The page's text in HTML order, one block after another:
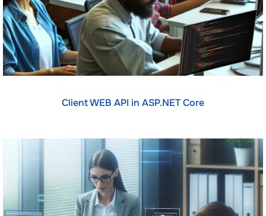
Client WEB API in ASP.NET Core